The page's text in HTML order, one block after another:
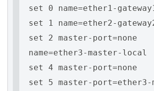
set 0 name=ether1-
set 1 name=ether2-
set 2 master-port=none
name=ether3-master-local
set 4 master-port=none
set 5 master-port=ether3-